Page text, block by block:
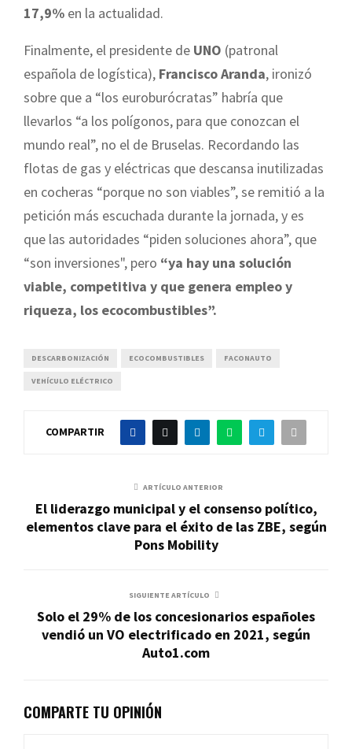
17,9% en la actualidad.
Finalmente, el presidente de UNO (patronal
española de logística), Francisco Aranda, ironizó
sobre que a “los euroburócratas” habría que
llevarlos “a los polígonos, para que conozcan el
mundo real”, no el de Bruselas. Recordando las
flotas de gas y eléctricas que descansa inutilizadas
en cocheras “porque no son viables”, se remitió a la
petición más escuchada durante la jornada, y es
que las autoridades “piden soluciones ahora”, que
“son inversiones", pero “ya hay una solución
viable, competitiva y que genera empleo y
riqueza, los ecocombustibles”.
DESCARBONIZACIÓN ECOCOMBUSTIBLES FACONAUTO
VEHÍCULO ELÉCTRICO
COMPARTIR
ARTÍCULO ANTERIOR
El liderazgo municipal y el consenso político,
elementos clave para el éxito de las ZBE, según
Pons Mobility
SIGUIENTE ARTÍCULO
Solo el 29% de los concesionarios españoles
vendió un VO electrificado en 2021, según
Auto1.com
COMPARTE TU OPINIÓN